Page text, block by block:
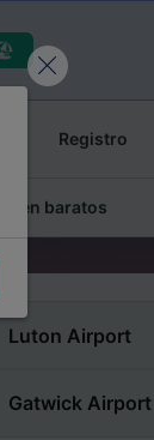
Registro
tren baratos